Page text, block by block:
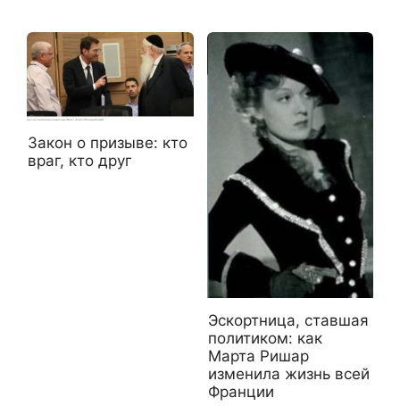
Закон о призыве: кто
враг, кто друг
Эскортница, ставшая
политиком: как
Марта Ришар
изменила жизнь всей
Франции